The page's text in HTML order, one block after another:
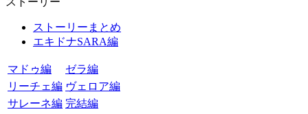
ストーリーまとめ
エキドナSARA編
マドゥ編
ゼラ編
リーチェ編 ヴェロア編
サレーネ編 完結編